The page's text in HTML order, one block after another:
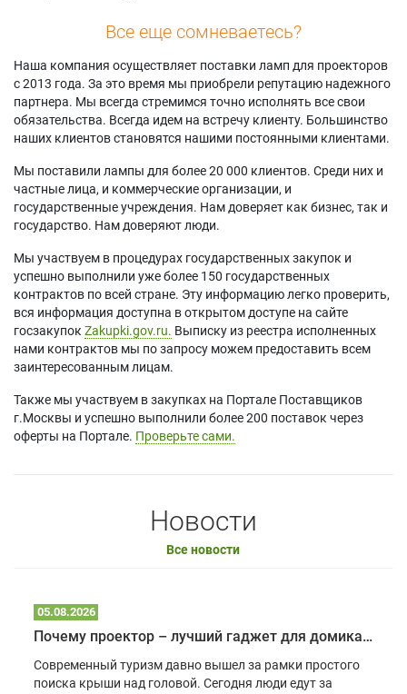
Все еще сомневаетесь?
Наша компания осуществляет поставки ламп для проекторов
с 2013 года. За это время мы приобрели репутацию надежного
партнера. Мы всегда стремимся точно исполнять все свои
обязательства. Всегда идем на встречу клиенту. Большинство
наших клиентов становятся нашими постоянными клиентами.
Мы поставили лампы для более 20 000 клиентов. Среди них и
частные лица, и коммерческие организации, и
государственные учреждения. Нам доверяет как бизнес, так и
государство. Нам доверяют люди.
Мы участвуем в процедурах государственных закупок и
успешно выполнили уже более 150 государственных
контрактов по всей стране. Эту информацию легко проверить,
вся информация доступна в открытом доступе на сайте
госзакупок Zakupki.gov.ru. Выписку из реестра исполненных
нами контрактов мы по запросу можем предоставить всем
заинтересованным лицам.
Также мы участвуем в закупках на Портале Поставщиков
г.Москвы и успешно выполнили более 200 поставок через
оферты на Портале. Проверьте сами.
Новости
Все новости
05.08.2026
Почему проектор – лучший гаджет для домика в глэмпинге
Современный туризм давно вышел за рамки простого
поиска крыши над головой. Сегодня люди едут за